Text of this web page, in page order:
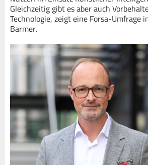
Gleichzeitig gibt es aber auch
Technologie, zeigt eine Forsa-Umfrage
Barmer.